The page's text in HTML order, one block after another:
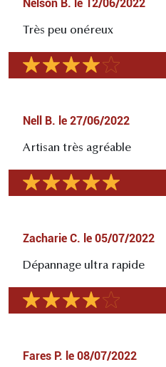
Nelson B. le 12/06/2022
Très peu onéreux
Nell B. le 27/06/2022
Artisan très agréable
Zacharie C. le 05/07/2022
Dépannage ultra rapide
Fares P. le 08/07/2022